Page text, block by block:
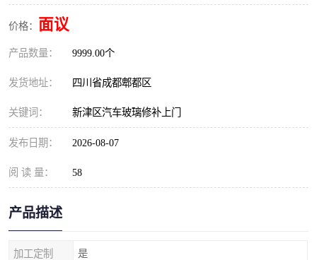
价格： 面议
产品数量： 9999.00个
发货地址： 四川省成都郫都区
关键词： 新津区汽车玻璃修补上门
发布日期： 2026-08-07
阅 读 量： 58
产品描述
加工定制 是